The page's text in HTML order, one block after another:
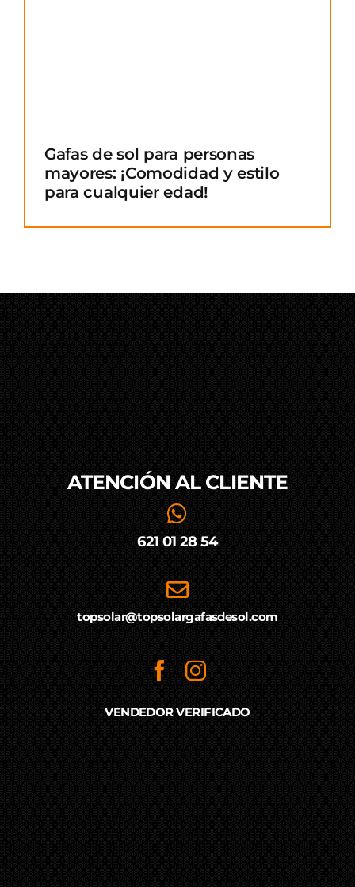
Gafas de sol para personas
mayores: ¡Comodidad y estilo
para cualquier edad!
ATENCIÓN AL CLIENTE
621 01 28 54
topsolar@topsolargafasdesol.com
VENDEDOR VERIFICADO